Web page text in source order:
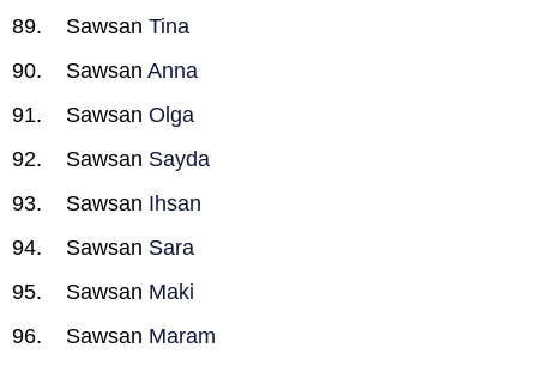
Sawsan Tina
Sawsan Anna
Sawsan Olga
Sawsan Sayda
Sawsan Ihsan
Sawsan Sara
Sawsan Maki
Sawsan Maram